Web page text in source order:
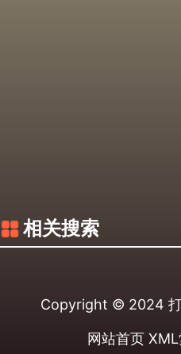
相关搜索
Copyright © 2024
网站首页 XML